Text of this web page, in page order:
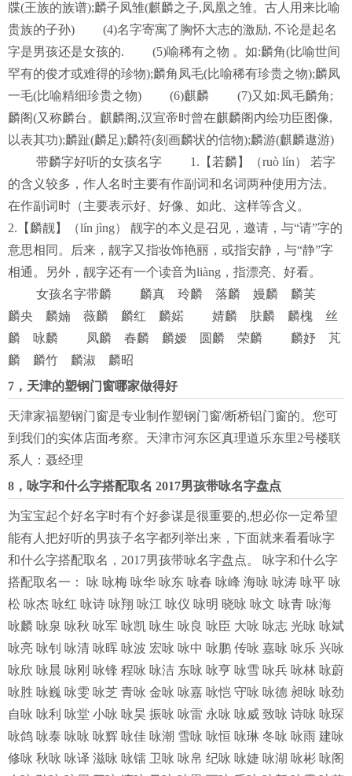
牒(王族的族谱);麟子凤雏(麒麟之子,凤凰之雏。古人用来比喻
贵族的子孙) (4)名字寄寓了胸怀大志的激励, 不论是起名
字是男孩还是女孩的. (5)喻稀有之物 。如:麟角(比喻世间
罕有的俊才或难得的珍物);麟角凤毛(比喻稀有珍贵之物);麟凤
一毛(比喻精细珍贵之物) (6)麒麟 (7)又如:凤毛麟角;
麟阁(又称麟台。麒麟阁,汉宣帝时曾在麒麟阁内绘功臣图像,
以表其功);麟趾(麟足);麟符(刻画麟状的信物);麟游(麒麟遨游)
带麟字好听的女孩名字 1.【若麟】（ruò lín） 若字
的含义较多，作人名时主要有作副词和名词两种使用方法。
在作副词时（主要表示好、好像、如此、这样等含义。
2.【麟靓】（lín jìng） 靓字的本义是召见，邀请，与“请”字的
意思相同。后来，靓字又指妆饰艳丽，或指安静，与“静”字
相通。另外，靓字还有一个读音为liàng，指漂亮、好看。
女孩名字带麟 麟真 玲麟 落麟 嫚麟 麟芙
麟央 麟婻 薇麟 麟红 麟婼 婧麟 肤麟 麟槐 丝
麟 咏麟 凤麟 春麟 麟嫒 圆麟 荣麟 麟妤 芃
麟 麟竹 麟淑 麟昭
7，天津的塑钢门窗哪家做得好
天津家福塑钢门窗是专业制作塑钢门窗/断桥铝门窗的。您可
到我们的实体店面考察。天津市河东区真理道乐东里2号楼联
系人：聂经理
8，咏字和什么字搭配取名 2017男孩带咏名字盘点
为宝宝起个好名字时有个好参谋是很重要的,想必你一定希望
能有人把好听的男孩子名字都列举出来，下面就来看看咏字
和什么字搭配取名，2017男孩带咏名字盘点。 咏字和什么字
搭配取名一： 咏 咏梅 咏华 咏东 咏春 咏峰 海咏 咏涛 咏平 咏
松 咏杰 咏红 咏诗 咏翔 咏江 咏仪 咏明 晓咏 咏文 咏青 咏海
咏麟 咏泉 咏秋 咏军 咏凯 咏生 咏良 咏臣 大咏 咏志 光咏 咏斌
咏亮 咏钊 咏清 咏晖 咏波 宏咏 咏中 咏鹏 传咏 嘉咏 咏乐 兴咏
咏欣 咏晨 咏刚 咏锋 程咏 咏洁 东咏 咏亨 咏雪 咏兵 咏林 咏蔚
咏胜 咏巍 咏雯 咏芝 青咏 金咏 咏嘉 咏恺 守咏 咏德 昶咏 咏劲
自咏 咏利 咏堂 小咏 咏昊 振咏 咏雷 永咏 咏威 致咏 诗咏 咏琛
咏鸽 咏泰 咏咏 咏辉 咏佳 咏潮 雪咏 咏恒 咏琳 冬咏 咏雨 建咏
修咏 秋咏 咏译 滋咏 咏镭 卫咏 咏帛 纪咏 咏婕 咏湖 咏彬 咏阁